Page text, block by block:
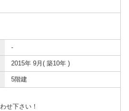
-
2015年 9月( 築10年 )
5階建
せ下さい！